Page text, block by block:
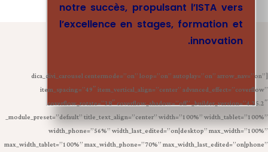
notre succès, propulsant l’ISTA vers
l’excellence en stages, formation et
innovation.
[dica_divi_carousel centermode=”on” loop=”on” autoplay=”on” arrow_nav=”on”
item_spacing=”49″ item_vertical_align=”center” advanced_effect=”coverflow”
coverflow_rotate=”38″ coverflow_shadow=”off” _builder_version=”4.25.2″
_module_preset=”default” title_text_align=”center” width=”100%” width_tablet=”100%”
width_phone=”56%” width_last_edited=”on|desktop” max_width=”100%”
max_width_tablet=”100%” max_width_phone=”70%” max_width_last_edited=”on|phone”